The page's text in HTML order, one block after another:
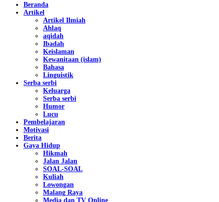
Beranda
Artikel
Artikel Ilmiah
Ahlaq
aqidah
Ibadah
Keislaman
Kewanitaan (islam)
Bahasa
Linguistik
Serba serbi
Keluarga
Serba serbi
Humor
Lucu
Pembelajaran
Motivasi
Berita
Gaya Hidup
Hikmah
Jalan Jalan
SOAL-SOAL
Kuliah
Lowongan
Malang Raya
Media dan TV Online